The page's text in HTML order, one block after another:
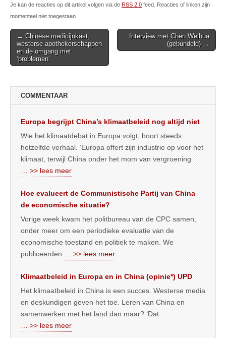
Je kan de reacties op dit artikel volgen via de RSS 2.0 feed. Reacties of linken zijn
momenteel niet toegestaan.
Post
navigation
← Chinese medicijnkast,
westerse apothekerschappen
en de omgang met
‘problemen’
Interview met Chen Weihua
(gebundeld) →
COMMENTAAR
Europa begrijpt China’s klimaatbeleid nog altijd niet
Wie het klimaatdebat in Europa volgt, hoort steeds
hetzelfde verhaal. ‘Europa offert zijn industrie op voor het
klimaat, terwijl China onder het mom van vergroening
… >> lees meer
Hoe evalueert de Communistische Partij van China
de economische situatie?
Vorige week kwam het politbureau van de CPC samen,
onder meer om een periodieke evaluatie van de
economische toestand en politiek te maken. We
publiceerden
… >> lees meer
Klimaatbeleid in Europa en in China (opinie*) UPD
Het klimaatbeleid in China is een succes. Westerse media
en deskundigen geven het toe. Leren van China en
samenwerken met het land dan maar? ‘Dat
… >> lees meer